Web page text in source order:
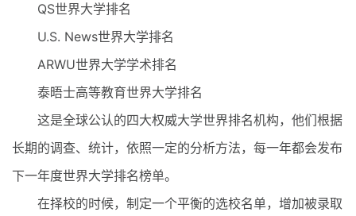
QS世界大学排名
U.S. News世界大学排名
ARWU世界大学学术排名
泰晤士高等教育世界大学排名
这是全球公认的四大权威大学世界排名机构，他们根据
长期的调查、统计，依照一定的分析方法，每一年都会发布
下一年度世界大学排名榜单。
在择校的时候，制定一个平衡的选校名单，增加被录取